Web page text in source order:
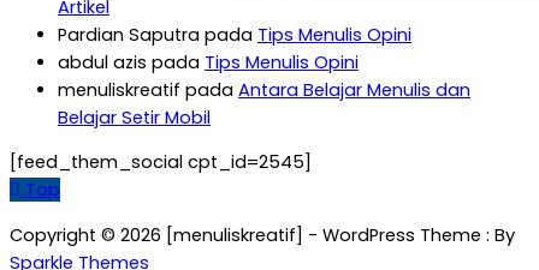
Artikel
Pardian Saputra pada Tips Menulis Opini
abdul azis pada Tips Menulis Opini
menuliskreatif pada Antara Belajar Menulis dan
Belajar Setir Mobil
[feed_them_social cpt_id=2545]
Top
Copyright © 2026 [menuliskreatif] - WordPress Theme : By
Sparkle Themes